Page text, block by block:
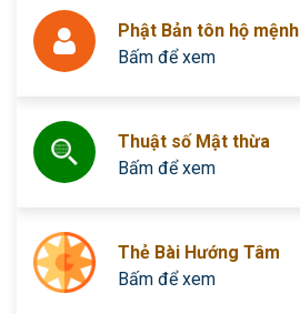
Phật Bản tôn hộ mệnh
Bấm để xem
Thuật số Mật thừa
Bấm để xem
Thẻ Bài Hướng Tâm
Bấm để xem